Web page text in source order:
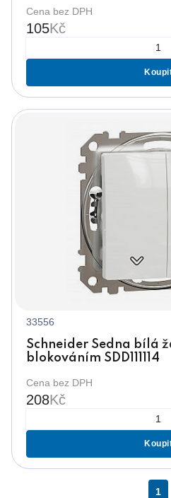
Cena bez DPH
105Kč
33556
Schneider Sedna bílá
blokováním SDD111114
Cena bez DPH
208Kč
1